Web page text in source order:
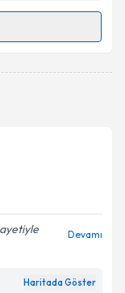
için bir
Aydınlatma
belirtilen
Devamı
Haritada Göster